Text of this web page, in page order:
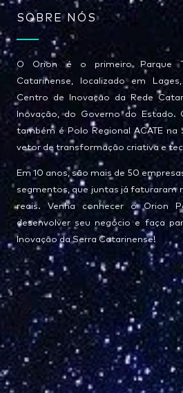
SOBRE NÓS
O Orion é o primeiro Parque
Catarinense, localizado em
Centro de Inovação da Rede
Inovação, do Governo do Estado.
também é Polo Regional ACATE na
vetor de transformação criativa e
Em 10 anos, são mais de 50
segmentos, que juntas já faturaram
reais. Venha conhecer o Orion
desenvolver seu negócio e faça
Inovação da Serra Catarinense!